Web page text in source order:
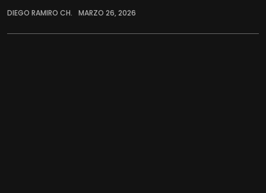
DIEGO RAMIRO CH. MARZO 26, 2026